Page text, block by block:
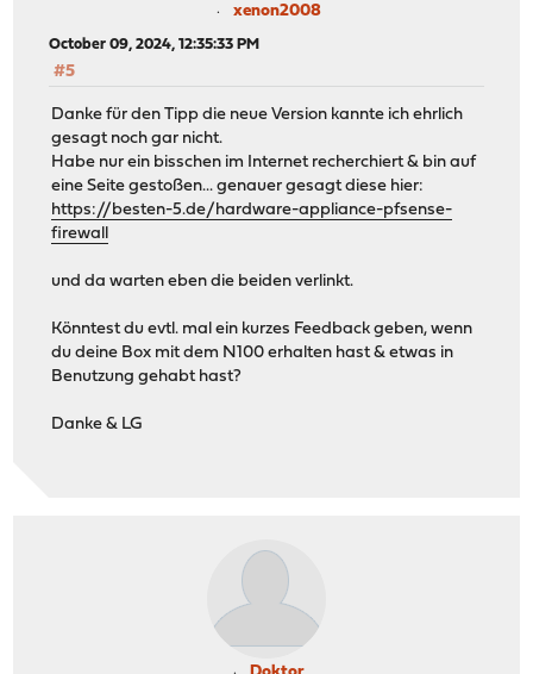
xenon2008
October 09, 2024, 12:35:33 PM
#5
Danke für den Tipp die neue Version kannte ich ehrlich
gesagt noch gar nicht.
Habe nur ein bisschen im Internet recherchiert & bin auf
eine Seite gestoßen... genauer gesagt diese hier:
https://besten-5.de/hardware-appliance-pfsense-
firewall
und da warten eben die beiden verlinkt.
Könntest du evtl. mal ein kurzes Feedback geben, wenn
du deine Box mit dem N100 erhalten hast & etwas in
Benutzung gehabt hast?
Danke & LG